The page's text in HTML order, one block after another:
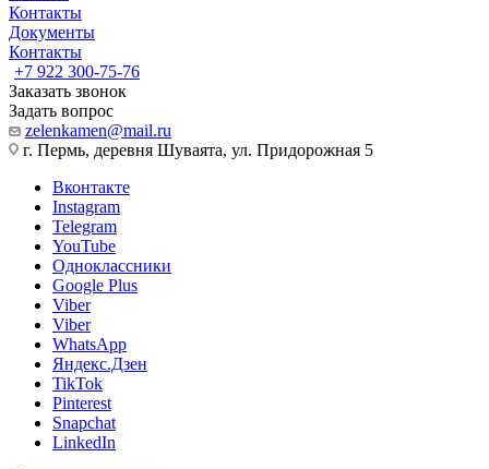
Контакты
Документы
Контакты
+7 922 300-75-76
Заказать звонок
Задать вопрос
zelenkamen@mail.ru
г. Пермь, деревня Шуваята, ул. Придорожная 5
Вконтакте
Instagram
Telegram
YouTube
Одноклассники
Google Plus
Viber
Viber
WhatsApp
Яндекс.Дзен
TikTok
Pinterest
Snapchat
LinkedIn